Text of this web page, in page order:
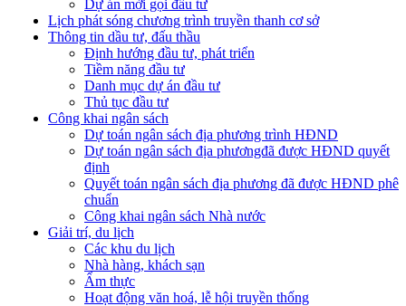
Dự án mời gọi đầu tư
Lịch phát sóng chương trình truyền thanh cơ sở
Thông tin dầu tư, đấu thầu
Định hướng đầu tư, phát triển
Tiềm năng đầu tư
Danh mục dự án đầu tư
Thủ tục đầu tư
Công khai ngân sách
Dự toán ngân sách địa phương trình HĐND
Dự toán ngân sách địa phươngđã được HĐND quyết
định
Quyết toán ngân sách địa phương đã được HĐND phê
chuẩn
Công khai ngân sách Nhà nước
Giải trí, du lịch
Các khu du lịch
Nhà hàng, khách sạn
Ẩm thực
Hoạt động văn hoá, lễ hội truyền thống